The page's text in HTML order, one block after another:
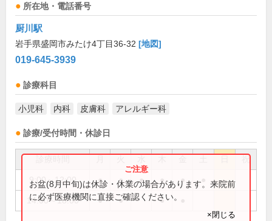
所在地・電話番号
厨川駅
岩手県盛岡市みたけ4丁目36-32 [地図]
019-645-3939
診療科目
小児科 内科 皮膚科 アレルギー科
診療/受付時間・休診日
祝
9:00～12:00 ● ● ● ● ●
14:00～18:00 ● ● ●
お盆(8月中旬)は休診・休業の場合があります。来院前
に必ず医療機関に直接ご確認ください。
×閉じる